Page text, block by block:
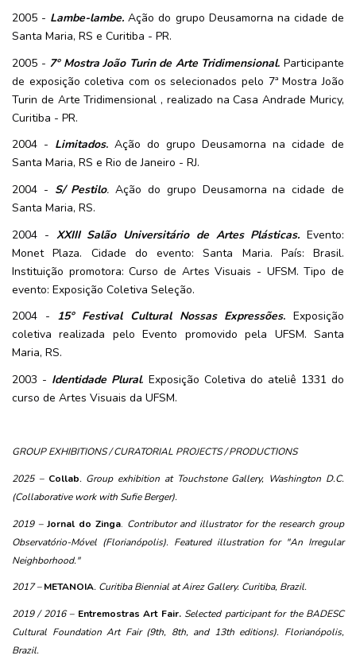
2005 - Lambe-lambe. Ação do grupo Deusamorna na cidade de
Santa Maria, RS e Curitiba - PR.
2005 - 7° Mostra João Turin de Arte Tridimensional.Participante
de exposição coletiva com os selecionados pelo 7ª Mostra João
Turin de Arte Tridimensional , realizado na Casa Andrade Muricy,
Curitiba - PR.
2004 - Limitados. Ação do grupo Deusamorna na cidade de
Santa Maria, RS e Rio de Janeiro - RJ.
2004 - S/ Pestilo. Ação do grupo Deusamorna na cidade de
Santa Maria, RS.
2004 - XXIII Salão Universitário de Artes Plásticas. Evento:
Monet Plaza. Cidade do evento: Santa Maria. País: Brasil.
Instituição promotora: Curso de Artes Visuais - UFSM. Tipo de
evento: Exposição Coletiva Seleção.
2004 - 15° Festival Cultural Nossas Expressões. Exposição
coletiva realizada pelo Evento promovido pela UFSM. Santa
Maria, RS.
2003 - Identidade Plural. Exposição Coletiva do ateliê 1331 do
curso de Artes Visuais da UFSM.
GROUP EXHIBITIONS / CURATORIAL PROJECTS / PRODUCTIONS
2025 – Collab. Group exhibition at Touchstone Gallery, Washington D.C.
(Collaborative work with Sufie Berger).
2019 – Jornal do Zinga. Contributor and illustrator for the research group
Observatório-Móvel (Florianópolis). Featured illustration for "An Irregular
Neighborhood."
2017 – METANOIA. Curitiba Biennial at Airez Gallery. Curitiba, Brazil.
2019 / 2016 – Entremostras Art Fair. Selected participant for the BADESC
Cultural Foundation Art Fair (9th, 8th, and 13th editions). Florianópolis,
Brazil.